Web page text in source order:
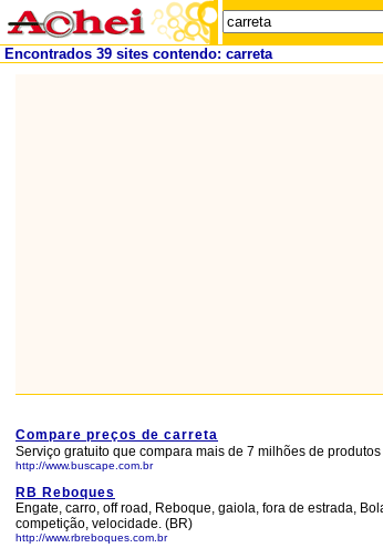
Encontrados 39 sites contendo: carreta
Compare preços de carreta
Serviço gratuito que compara mais de 7 milhões de
http://www.buscape.com.br
RB Reboques
Engate, carro, off road, Reboque, gaiola, fora de estrada,
competição, velocidade. (BR)
http://www.rbreboques.com.br